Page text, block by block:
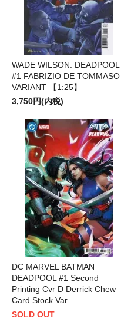
WADE WILSON: DEADPOOL
#1 FABRIZIO DE TOMMASO
VARIANT 【1:25】
3,750円(内税)
DC MARVEL BATMAN
DEADPOOL #1 Second
Printing Cvr D Derrick Chew
Card Stock Var
SOLD OUT